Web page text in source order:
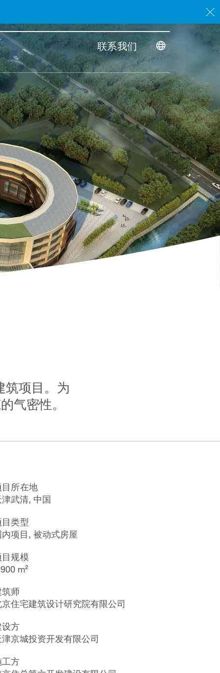
联系我们
Toggle
筑项目。为
气密性。
目所在地
津武清, 中国
类型
内项目, 被动式房屋
目规模
m²
筑师
住宅建筑设计研究院有限公司
设方
京城投资开发有限公司
工方